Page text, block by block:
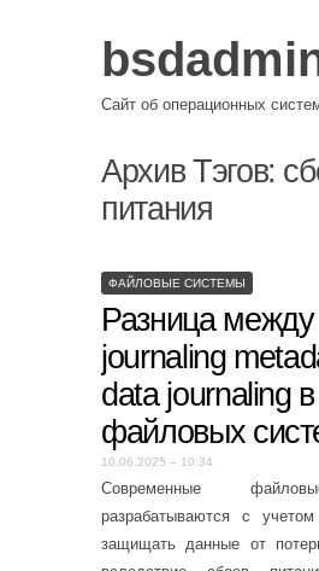
Сайт об операционных
Архив Тэгов:
питания
ФАЙЛОВЫЕ СИСТЕМЫ
Разница между
journaling
data journaling в
файловых
10.06.2025 – 10:34
Современные
разрабатываются с
защищать данные от